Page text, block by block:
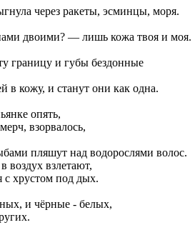
через ракеты, эсминцы, моря.
двоими? — лишь кожа твоя и моя.
границу и губы бездонные
в кожу, и станут они как одна.
опять,
взорвалось,
пляшут над водорослями волос.
воздух взлетают,
с хрустом под дых.
и чёрные - белых,